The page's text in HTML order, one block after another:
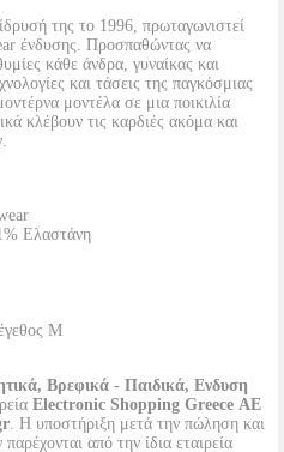
της το 1996, πρωταγωνιστεί
ένδυσης. Προσπαθώντας να
κάθε άνδρα, γυναίκας και
και τάσεις της παγκόσμιας
μοντέλα σε μια ποικιλία
κλέβουν τις καρδιές ακόμα και
Ελαστάνη
Μ
Βρεφικά - Παιδικά, Ενδυση
Electronic Shopping Greece ΑΕ
. Η υποστήριξη μετά την πώληση και
από την ίδια εταιρεία